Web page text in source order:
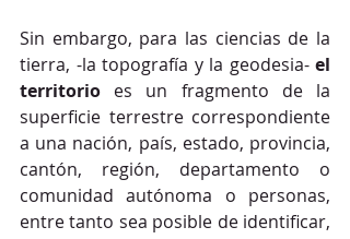
Sin embargo, para las ciencias de la
tierra, -la topografía y la geodesia- el
territorio es un fragmento de la
superficie terrestre correspondiente
a una nación, país, estado, provincia,
cantón, región, departamento o
comunidad autónoma o personas,
entre tanto sea posible de identificar,